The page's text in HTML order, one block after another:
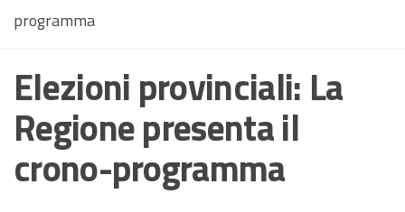
programma
Elezioni provinciali: La
Regione presenta il
crono-programma